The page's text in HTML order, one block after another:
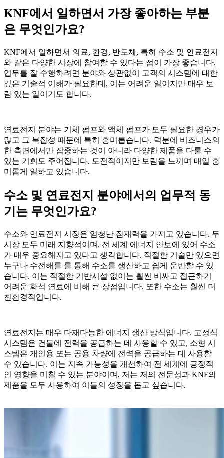
KNF에서 일하면서 가장 좋아하는 부분
은 무엇인가요?
KNF에서 일하면서 의료, 환경, 반도체, 특히 수소 및 연료전지
와 같은 다양한 시장에 참여할 수 있다는 점이 가장 좋습니다.
업무를 잘 수행하려면 분야와 상관없이 고객의 시스템에 대한
깊은 기술적 이해가 필요한데, 이는 어려운 일이지만 매우 보
람 있는 일이기도 합니다.
연료전지 분야는 기체 펌프와 액체 펌프가 모두 필요한 경우가
많고 그 복잡성 때문에 특히 흥미롭습니다. 덕분에 비즈니스의
한 측면에서만 집중하는 것이 아니라 다양한 제품을 다룰 수
있는 기회도 주어집니다. 도전적이지만 보람을 느끼며 매일 흥
미롭게 일하고 있습니다.
수소 및 연료전지 분야에서의 업무적 동
기는 무엇인가요?
수소와 연료전지 시장은 엄청난 잠재력을 가지고 있습니다. 두
시장 모두 미래 지향적이며, 전 세계 에너지 안보에 있어 수소
가 매우 중요해지고 있다고 생각합니다. 적절한 기술만 있으면
누구나 수전해를 를 통해 수소를 생산하고 쉽게 운반할 수 있
습니다. 이는 적절한 기반시설 없이는 훨씬 비싸고 접근하기
어려운 화석 연료에 비해 큰 장점입니다. 또한 수소는 훨씬 더
친환경적입니다.
연료전지는 매우 다재다능한 에너지 생산 방식입니다. 고정식
시스템은 건물에 전력을 공급하는 데 사용할 수 있고, 소형 시
스템은 개인용 또는 공용 차량에 전력을 공급하는 데 사용할
수 있습니다. 이는 지속 가능성을 개선하여 전 세계에 긍정적
인 영향을 미칠 수 있는 분야이며, 저는 저의 전문성과 KNF의
제품을 모두 사용하여 이들의 성장을 돕고 싶습니다.